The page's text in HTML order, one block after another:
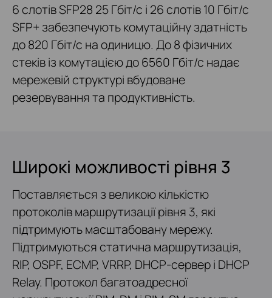
6 слотів SFP28 25 Гбіт/с і 26 слотів 10 Гбіт/с
SFP+ забезпечують комутаційну здатність
до 820 Гбіт/с на одиницю. До 8 фізичних
стеків із комутацією до 6560 Гбіт/с надає
мережевій структурі вбудоване
резервування та продуктивність.
Широкі можливості рівня 3
Поставляється з великою кількістю
протоколів маршрутизації рівня 3, які
підтримують масштабовану мережу.
Підтримуються статична маршрутизація,
RIP, OSPF, ECMP, VRRP, DHCP-сервер і DHCP
Relay. Протокол багатоадресної